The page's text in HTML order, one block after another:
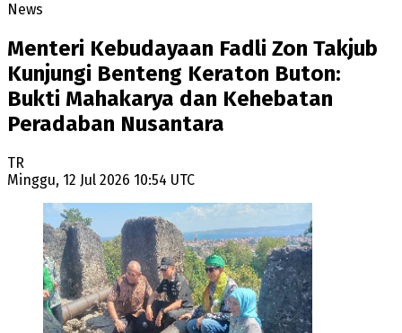
News
Menteri Kebudayaan Fadli Zon Takjub
Kunjungi Benteng Keraton Buton:
Bukti Mahakarya dan Kehebatan
Peradaban Nusantara
TR
Minggu, 12 Jul 2026 10:54 UTC